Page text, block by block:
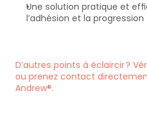
Une solution pratique et
l’adhésion et la progression
D’autres points à éclaircir ?
ou prenez contact
Andrew®.